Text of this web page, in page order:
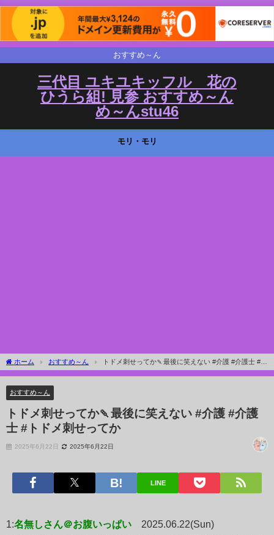
おすすめ～ん
三代目 ユキユキッフル 花の
ひうら組! 見参 おすすめ～ん
め～んstu46
モリ・モリ
ホーム おすすめ～ん
トドメ刺せってか🍡最後に笑えない #介護 #介護士 #ト
ドメ刺せってか
おすすめ～ん
トドメ刺せってか🍡最後に笑えない #介護 #介護
士 #トドメ刺せってか
2025年6月22日 2025年6月22日
LINE
1:名無しさん＠お腹いっぱい
2025.06.22(Sun)